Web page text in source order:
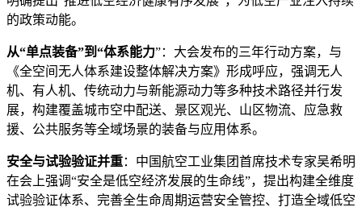
的政策动能。
从“单点装备”到“体系能力”：大会发布的三年行动方案，与
《全空间无人体系建设整体解决方案》形成呼应，强调无人
机、有人机、传统动力与新能源动力等多种技术路径并行发
展，构建覆盖城市空中配送、景区观光、山区物流、应急救
援、公共服务等全域场景的装备与应用体系。
安全与试验验证并重：中国航空工业集团首席技术专家吴希明
在会上强调“安全是低空经济发展的生命线”，提出构建全维度
试验验证体系、完善全生命周期运营安全管控、打造全域低空